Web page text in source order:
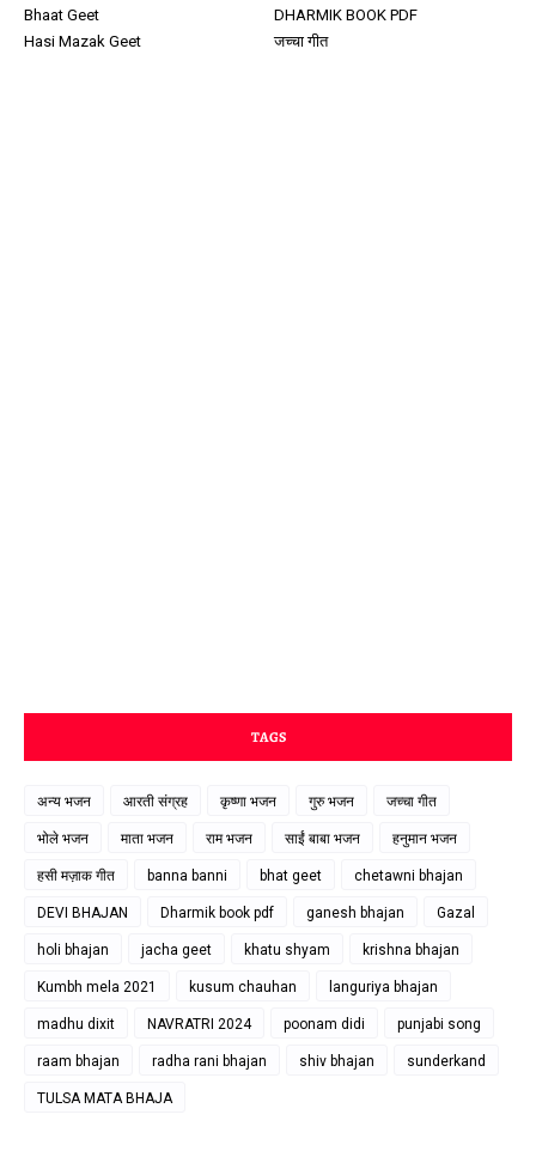
Bhaat Geet
DHARMIK BOOK PDF
Hasi Mazak Geet
जच्चा गीत
TAGS
अन्य भजन आरती संग्रह कृष्णा भजन गुरु भजन जच्चा गीत
भोले भजन माता भजन राम भजन साईं बाबा भजन हनुमान भजन
हसी मज़ाक गीत banna banni bhat geet chetawni bhajan
DEVI BHAJAN Dharmik book pdf ganesh bhajan Gazal
holi bhajan jacha geet khatu shyam krishna bhajan
Kumbh mela 2021 kusum chauhan languriya bhajan
madhu dixit NAVRATRI 2024 poonam didi punjabi song
raam bhajan radha rani bhajan shiv bhajan sunderkand
TULSA MATA BHAJA